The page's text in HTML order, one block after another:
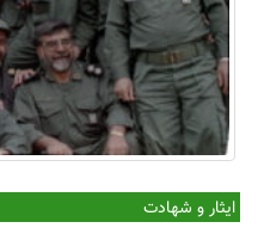
ایثار و شهادت